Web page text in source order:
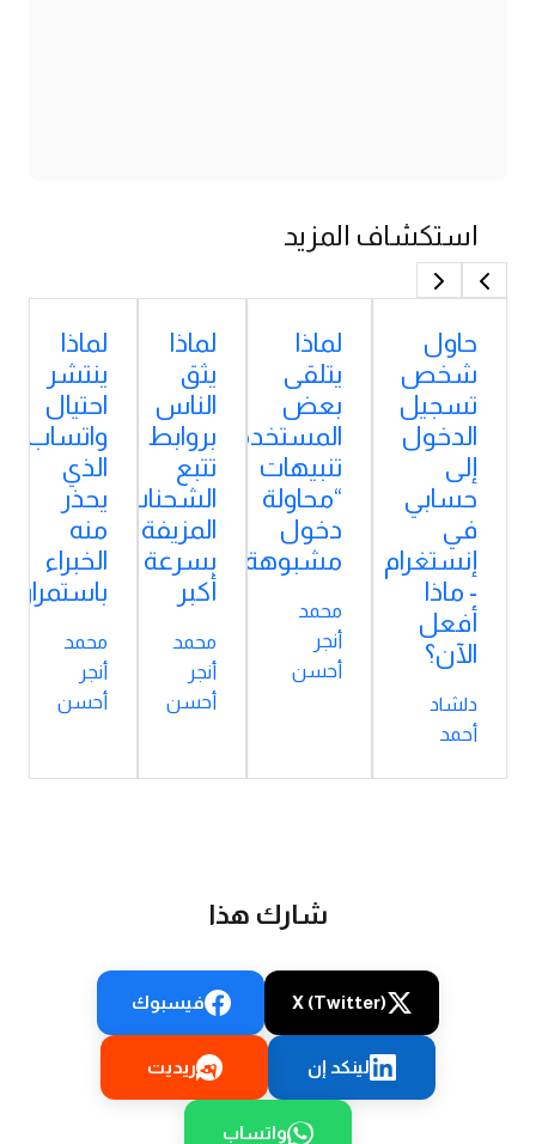
استكشاف المزيد
حاول
شخص
تسجيل
الدخول
إلى
حسابي
في
إنستغرام
- ماذا
أفعل
الآن؟
دلشاد
أحمد
لماذا
يتلقى
بعض
المستخدمين
تنبيهات
“محاولة
دخول
مشبوهة”؟
محمد
أنجر
أحسن
لماذا
يثق
الناس
بروابط
تتبع
الشحنات
المزيفة
بسرعة
أكبر
محمد
أنجر
أحسن
لماذا
ينتشر
احتيال
واتساب
الذي
يحذر
منه
الخبراء
باستمرار؟
محمد
أنجر
أحسن
شارك هذا
X (Twitter) فيسبوك
لينكد إن ريديت
واتساب